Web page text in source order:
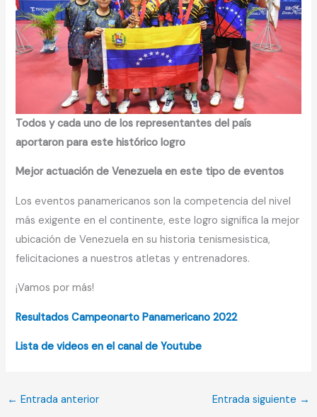
Todos y cada uno de los representantes del país
aportaron para este histórico logro
Mejor actuación de Venezuela en este tipo de eventos
Los eventos panamericanos son la competencia del nivel
más exigente en el continente, este logro significa la mejor
ubicación de Venezuela en su historia tenismesistica,
felicitaciones a nuestros atletas y entrenadores.
¡Vamos por más!
Resultados Campeonarto Panamericano 2022
Lista de videos en el canal de Youtube
← Entrada anterior Entrada siguiente →